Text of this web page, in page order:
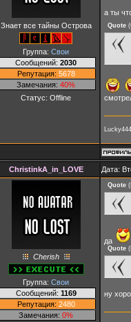
Знает все тайны Острова
Группа: Свои
Сообщений: 2030
Репутация: 5678
Замечания: 40%
Статус: Offline
а ты
Quote (
ChristinkA_in_LOVE Дата:
Cherish
Группа: Свои
Сообщений: 1169
Репутация: 2480
Замечания: 0%
Quote (
да
Quote (
ну